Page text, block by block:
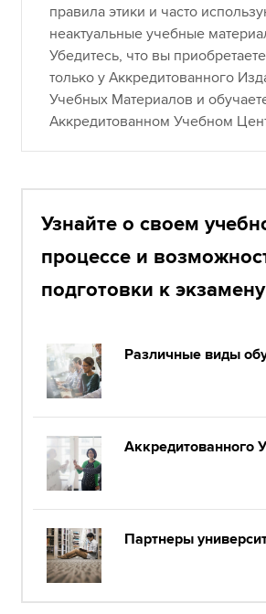
правила этики и часто
неактуальные учебные
Убедитесь, что вы
только у Аккредитованного
Учебных Материалов и
Аккредитованном Учебном
Узнайте о своем
процессе и
подготовки к экзамену
Различные виды
Аккредитованного
Партнеры